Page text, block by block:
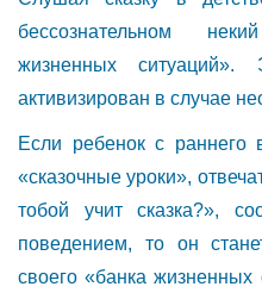
бессознательном
жизненных
активизирован в случае
Если ребенок с раннего
«сказочные уроки»,
тобой учит сказка?»,
поведением, то он
своего «банка жизненных